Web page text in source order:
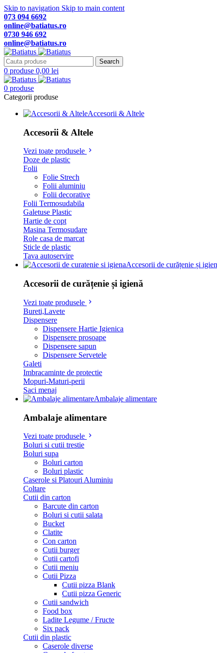
Skip to navigation Skip to main content
073 094 6692
online@batiatus.ro
0730 946 692
online@batiatus.ro
Search
0 produse 0,00 lei
0 produse
Categorii produse
Accesorii & Altele
Accesorii & Altele
Vezi toate produsele
Doze de plastic
Folii
Folie Strech
Folii aluminiu
Folii decorative
Folii Termosudabila
Galetuse Plastic
Hartie de copt
Masina Termosudare
Role casa de marcat
Sticle de plastic
Tava autoservire
Accesorii de curățenie și
Accesorii de curățenie și igienă
Vezi toate produsele
Bureti,Lavete
Dispensere
Dispensere Hartie Igienica
Dispensere prosoape
Dispensere sapun
Dispensere Servetele
Galeti
Imbracaminte de protectie
Mopuri-Maturi-perii
Saci menaj
Ambalaje alimentare
Ambalaje alimentare
Vezi toate produsele
Boluri si cutii trestie
Boluri supa
Boluri carton
Boluri plastic
Caserole si Platouri Aluminiu
Coltare
Cutii din carton
Barcute din carton
Boluri si cutii salata
Bucket
Clatite
Con carton
Cutii burger
Cutii cartofi
Cutii meniu
Cutii Pizza
Cutii pizza Blank
Cutii pizza Generic
Cutii sandwich
Food box
Ladite Legume / Fructe
Six pack
Cutii din plastic
Caserole diverse